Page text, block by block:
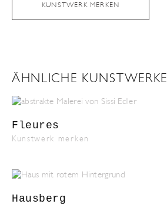
KUNSTWERK MERKEN
ÄHNLICHE KUNSTWERKE
Kunstwerk merken
Fleures
Hausberg